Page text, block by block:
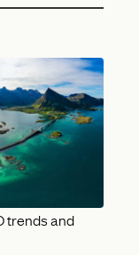
trends and